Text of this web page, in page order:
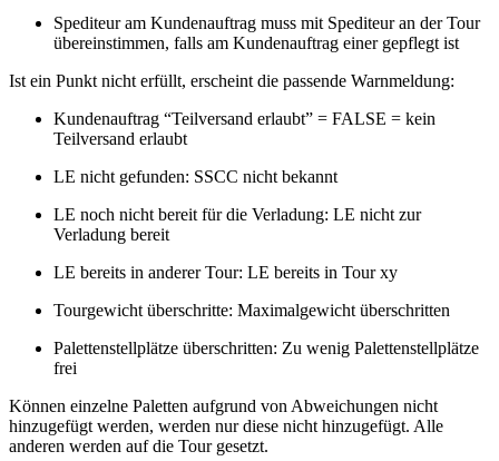
Spediteur am Kundenauftrag muss mit Spediteur an der Tour
übereinstimmen, falls am Kundenauftrag einer gepflegt ist
Ist ein Punkt nicht erfüllt, erscheint die passende Warnmeldung:
Kundenauftrag “Teilversand erlaubt” = FALSE = kein
Teilversand erlaubt
LE nicht gefunden: SSCC nicht bekannt
LE noch nicht bereit für die Verladung: LE nicht zur
Verladung bereit
LE bereits in anderer Tour: LE bereits in Tour xy
Tourgewicht überschritte: Maximalgewicht überschritten
Palettenstellplätze überschritten: Zu wenig Palettenstellplätze
frei
Können einzelne Paletten aufgrund von Abweichungen nicht
hinzugefügt werden, werden nur diese nicht hinzugefügt. Alle
anderen werden auf die Tour gesetzt.